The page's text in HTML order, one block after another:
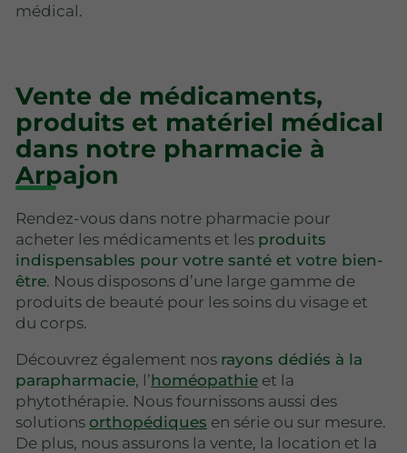
médical.
Vente de médicaments,
produits et matériel médical
dans notre pharmacie à
Arpajon
Rendez-vous dans notre pharmacie pour
acheter les médicaments et les produits
indispensables pour votre santé et votre bien-
être. Nous disposons d’une large gamme de
produits de beauté pour les soins du visage et
du corps.
Découvrez également nos rayons dédiés à la
parapharmacie, l’homéopathie et la
phytothérapie. Nous fournissons aussi des
solutions orthopédiques en série ou sur mesure.
De plus, nous assurons la vente, la location et la